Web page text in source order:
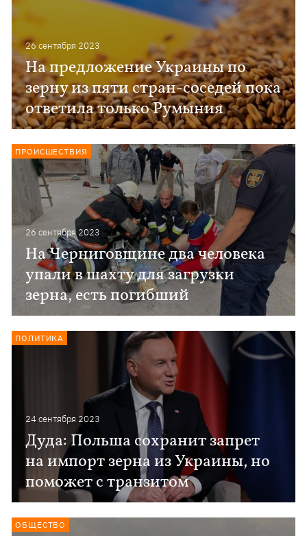
26 сентября 2023
На предложение Украины по
зерну из пяти стран-соседей пока
ответила только Румыния
26 сентября 2023
На Черниговщине два человека
упали в шахту для загрузки
зерна, есть погибший
ПРОИСШЕСТВИЯ
24 сентября 2023
Дуда: Польша сохранит запрет
на импорт зерна из Украины, но
поможет с транзитом
ПОЛИТИКА
ОБЩЕСТВО